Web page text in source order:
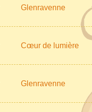
Glenravenne
Cœur de lumière
Glenravenne